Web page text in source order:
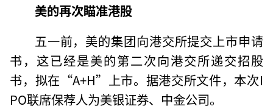
美的再次瞄准港股
五一前，美的集团向港交所提交上市申请
书，这已经是美的第二次向港交所递交招股
书，拟在“A+H”上市。据港交所文件，本次I
PO联席保荐人为美银证券、中金公司。